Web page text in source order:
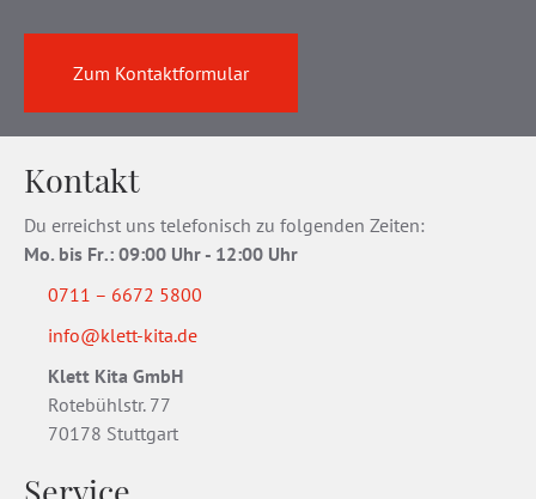
Zum Kontaktformular
Kontakt
Du erreichst uns telefonisch zu folgenden Zeiten:
Mo. bis Fr.: 09:00 Uhr - 12:00 Uhr
0711 – 6672 5800
info@klett-kita.de
Klett Kita GmbH
Rotebühlstr. 77
70178 Stuttgart
Service